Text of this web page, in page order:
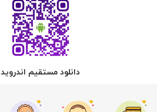
دانلود مستقیم اندروید